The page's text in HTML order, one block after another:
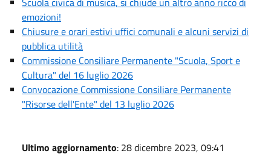
emozioni!
Chiusure e orari estivi uffici comunali e alcuni servizi di
pubblica utilità
Commissione Consiliare Permanente "Scuola, Sport e
Cultura" del 16 luglio 2026
Convocazione Commissione Consiliare Permanente
"Risorse dell'Ente" del 13 luglio 2026
Ultimo aggiornamento: 28 dicembre 2023, 09:41